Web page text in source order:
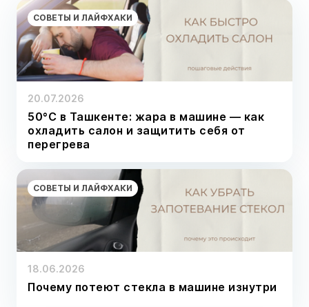
СОВЕТЫ И ЛАЙФХАКИ
20.07.2026
50°C в Ташкенте: жара в машине — как
охладить салон и защитить себя от
перегрева
СОВЕТЫ И ЛАЙФХАКИ
18.06.2026
Почему потеют стекла в машине изнутри